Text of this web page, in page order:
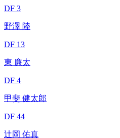
DF 3
野澤 陸
DF 13
東 廉太
DF 4
甲斐 健太郎
DF 44
辻岡 佑真